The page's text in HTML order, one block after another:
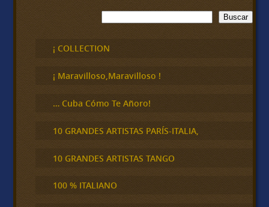
B
u
c
a
Buscar
¡ COLLECTION
¡ Maravilloso,Maravilloso !
… Cuba Cómo Te Añoro!
10 GRANDES ARTISTAS PARÍS-ITALIA,
10 GRANDES ARTISTAS TANGO
100 % ITALIANO